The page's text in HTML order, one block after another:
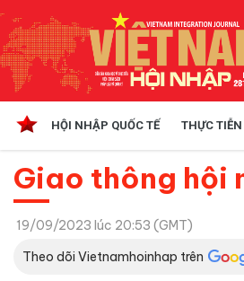
HỘI NHẬP QUỐC TẾ THỰC
Giao thông hội
19/09/2023 lúc 20:53 (GMT)
Theo dõi Vietnamhoinhap trên